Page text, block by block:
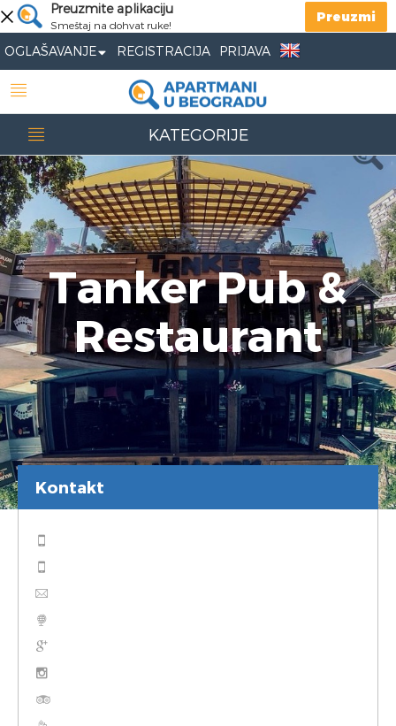
Preuzmite aplikaciju
Smeštaj na dohvat ruke!
Preuzmi
OGLAŠAVANJE REGISTRACIJA PRIJAVA
KATEGORIJE
Tanker Pub &
Restaurant
Kontakt